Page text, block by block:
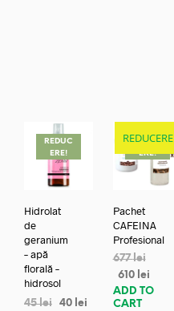
REDUC
ERE!
Hidrolat
de
geranium
– apă
florală –
hidrosol
45lei 40 lei
REDUCERE
REDUC
ERE!
Pachet
CAFEINA
Profesional
677lei
610 lei
ADD TO
CART